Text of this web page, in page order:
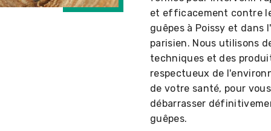
et efficacement contre
guêpes à Poissy et dans
parisien. Nous utilisons
techniques et des
respectueux de
de votre santé, pour vous
débarrasser
guêpes.